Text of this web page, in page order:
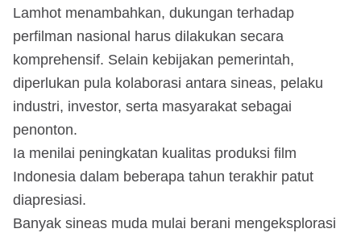
Lamhot menambahkan, dukungan terhadap
perfilman nasional harus dilakukan secara
komprehensif. Selain kebijakan pemerintah,
diperlukan pula kolaborasi antara sineas, pelaku
industri, investor, serta masyarakat sebagai
penonton.
Ia menilai peningkatan kualitas produksi film
Indonesia dalam beberapa tahun terakhir patut
diapresiasi.
Banyak sineas muda mulai berani mengeksplorasi